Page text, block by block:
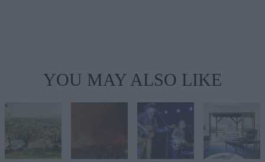
YOU MAY ALSO LIKE